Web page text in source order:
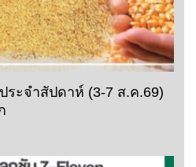
ระจำสัปดาห์ (3-7 ส.ค.69)